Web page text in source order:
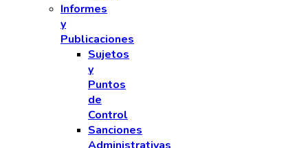
Informes
y
Publicaciones
Sujetos
y
Puntos
de
Control
Sanciones